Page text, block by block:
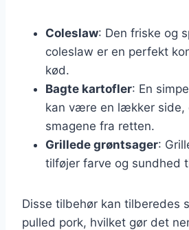
Coleslaw: Den friske og
coleslaw er en perfekt
kød.
Bagte kartofler: En
kan være en lækker side,
smagene fra retten.
Grillede grøntsager:
tilføjer farve og sundhed
Disse tilbehør kan tilberedes
pulled pork, hvilket gør det